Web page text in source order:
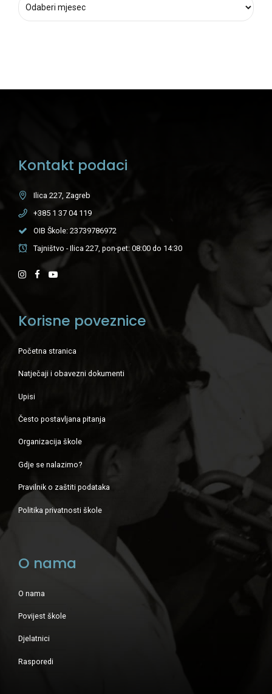
Kontakt podaci
Ilica 227, Zagreb
+385 1 37 04 119
OIB Škole: 23739786972
Tajništvo - Ilica 227, pon-pet: 08:00 do 14:30
Korisne poveznice
Početna stranica
Natječaji i obavezni dokumenti
Upisi
Često postavljana pitanja
Organizacija škole
Gdje se nalazimo?
Pravilnik o zaštiti podataka
Politika privatnosti škole
O nama
O nama
Povijest škole
Djelatnici
Rasporedi